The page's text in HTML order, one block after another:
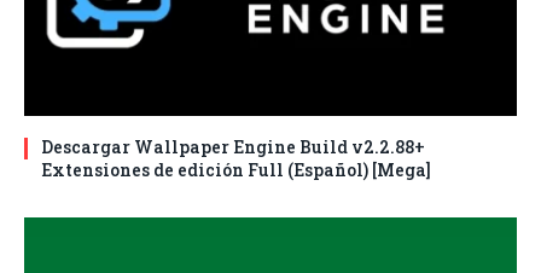
Descargar Wallpaper Engine Build v2.2.88+
Extensiones de edición Full (Español) [Mega]